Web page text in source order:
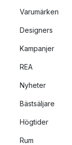
Varumärken
Designers
Kampanjer
REA
Nyheter
Bästsäljare
Högtider
Rum